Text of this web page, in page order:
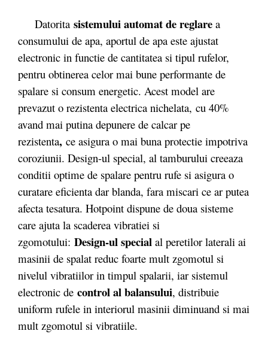
Datorita sistemului automat de reglare a
consumului de apa, aportul de apa este ajustat
electronic in functie de cantitatea si tipul rufelor,
pentru obtinerea celor mai bune performante de
spalare si consum energetic. Acest model are
prevazut o rezistenta electrica nichelata, cu 40%
avand mai putina depunere de calcar pe
rezistenta, ce asigura o mai buna protectie impotriva
coroziunii. Design-ul special, al tamburului creeaza
conditii optime de spalare pentru rufe si asigura o
curatare eficienta dar blanda, fara miscari ce ar putea
afecta tesatura. Hotpoint dispune de doua sisteme
care ajuta la scaderea vibratiei si
zgomotului: Design-ul special al peretilor laterali ai
masinii de spalat reduc foarte mult zgomotul si
nivelul vibratiilor in timpul spalarii, iar sistemul
electronic de control al balansului, distribuie
uniform rufele in interiorul masinii diminuand si mai
mult zgomotul si vibratiile.